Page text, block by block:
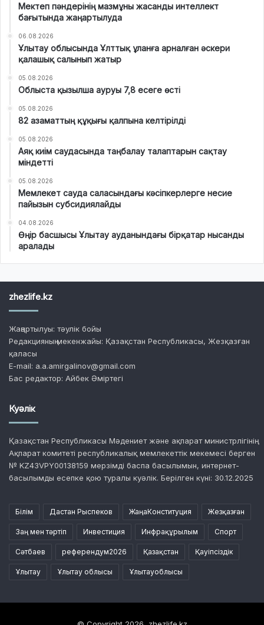
Мектеп пәндерінің мазмұны жасанды интеллект
бағытында жаңартылуда
06.08.2026
Ұлытау облысында Ұлттық ұланға арналған әскери
қалашық салынып жатыр
05.08.2026
Облыста қызылша ауруы 7,8 есеге өсті
05.08.2026
82 азаматтың құқығы қалпына келтірілді
05.08.2026
Аяқ киім саудасында таңбалау талаптарын сақтау
міндетті
05.08.2026
Мемлекет сауда саласындағы кәсіпкерлерге несие
пайызын субсидиялайды
04.08.2026
Өңір басшысы Ұлытау ауданындағы бірқатар нысанды
аралады
zhezlife.kz
Жаңартылуы: тәулік бойы
Редакцияның мекенжайы: Қазақстан Республикасы, Жезқазған
қаласы
E-mail: a.a.amirgalinov@gmail.com
Бас редактор: Айбек Әміртегі
Куәлік
Қазақстан Республикасы Мәдениет және ақпарат министрлігінің
Ақпарат комитеті республикалық мемлекеттік мекемесі берген
№ KZ43VPY00138159 мерзімді баспа басылымын, интернет-
басылымды есепке қою туралы куәлік. Берілген күні: 30.12.2025
Білім Дастан Рыспеков ЖаңаКонституция Жезқазған
Заң мен тәртіп Инвестиция Инфрақұрылым Спорт
Сәтбаев референдум2026 Қазақстан Қауіпсіздік
Ұлытау Ұлытау облысы Ұлытауоблысы